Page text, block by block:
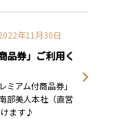
年11月30日
品券」ご利用く
アム付商品券」
部美人本社（直営
ます♪